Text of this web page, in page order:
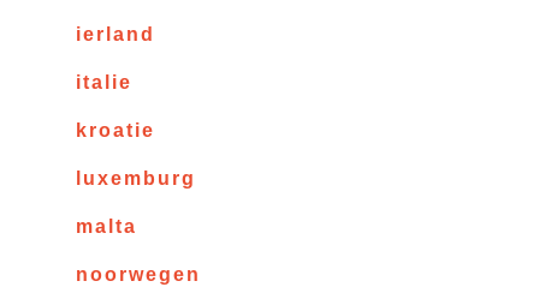
ierland
italie
kroatie
luxemburg
malta
noorwegen